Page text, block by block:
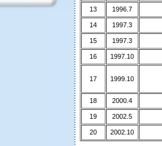
13 1996.7
14 1997.3
15 1997.3
16 1997.10
17 1999.10
18 2000.4
19 2002.5
20 2002.10